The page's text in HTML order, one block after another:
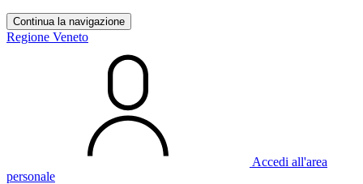
Continua la navigazione
Regione Veneto
Accedi all'area
personale